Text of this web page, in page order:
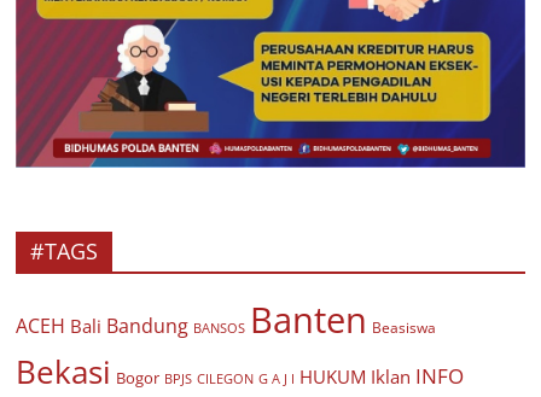
#TAGS
ACEH Bali Bandung BANSOS Banten Beasiswa
Bekasi Bogor BPJS CILEGON G A J I HUKUM Iklan INFO